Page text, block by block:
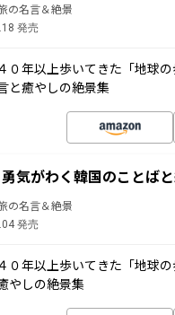
の名言＆絶景
発売
０年以上歩いてきた「地球
と癒やしの絶景集
気がわく韓国のことば
の名言＆絶景
発売
０年以上歩いてきた「地球
やしの絶景集